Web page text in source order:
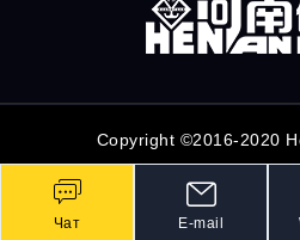
Copyright ©2016-2020
Чат E-mail